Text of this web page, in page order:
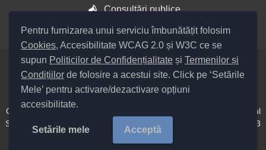
Pentru furnizarea unui serviciu îmbunătățit folosim
Cookies, Accesibilitate WCAG 2.0 și W3C ce se
supun Politicilor de Confidențialitate și Termenilor și
Condițiilor de folosire a acestui site. Click pe ‘Setările
Mele’ pentru activare/dezactivare opțiuni
accesibilitate.
Setările mele Acceptă
Consultări publice
Setări Cookies și Accesibilitate
Cod Județ 4 / Județul Bacău / Tipul UAT – 14 – C – Comună / Codul
SIRUTA al Unității Administrativ Teritoriale COMUNA Hemeiuș 20313
/